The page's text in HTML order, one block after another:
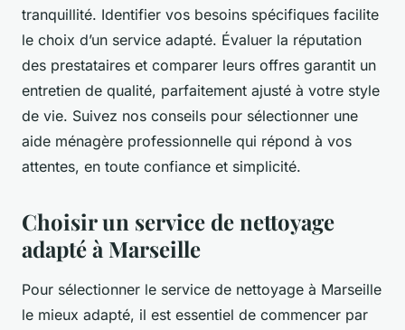
tranquillité. Identifier vos besoins spécifiques facilite
le choix d’un service adapté. Évaluer la réputation
des prestataires et comparer leurs offres garantit un
entretien de qualité, parfaitement ajusté à votre style
de vie. Suivez nos conseils pour sélectionner une
aide ménagère professionnelle qui répond à vos
attentes, en toute confiance et simplicité.
Choisir un service de nettoyage
adapté à Marseille
Pour sélectionner le service de nettoyage à Marseille
le mieux adapté, il est essentiel de commencer par